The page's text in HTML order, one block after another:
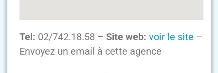
Tel: 02/742.18.58 – Site web: voir le site –
Envoyez un email à cette agence